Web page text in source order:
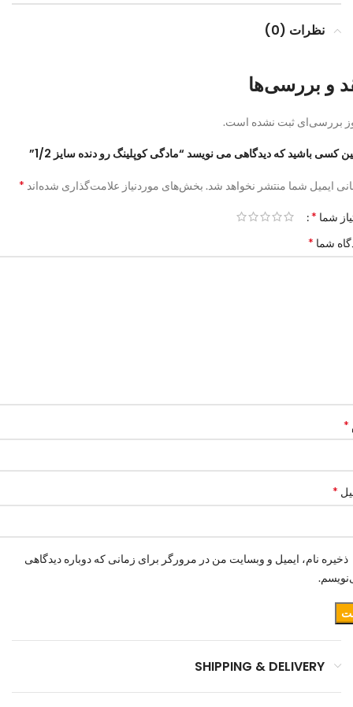
نظرات (0)
و بررسی‌ها
بررسی‌ای ثبت نشده است.
کسی باشید که دیدگاهی می نویسد “مادگی کوپلینگ رو دنده سایز 1/2”
ایمیل شما منتشر نخواهد شد. بخش‌های موردنیاز علامت‌گذاری شده‌اند *
شما *
شما *
*
*
ذخیره نام، ایمیل و وبسایت من در مرورگر برای زمانی که دوباره دیدگاهی
SHIPPING & DELIVERY